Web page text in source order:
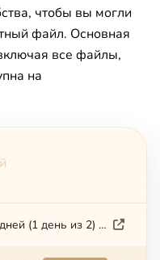
чтобы вы могли
файл. Основная
все файлы,
на
Школа Видения Цвета дней (1 день из 2) (1 часть из 4)